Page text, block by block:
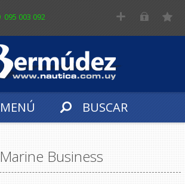
095 003 092
MENÚ BUSCAR
Marine Business